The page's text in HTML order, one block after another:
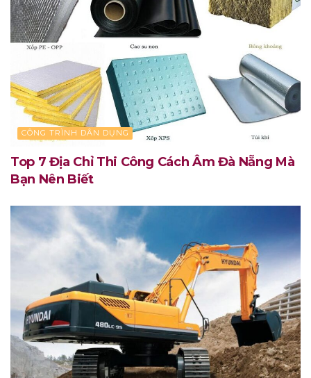
CÔNG TRÌNH DÂN DỤNG
Top 7 Địa Chỉ Thi Công Cách Âm Đà Nẵng Mà
Bạn Nên Biết